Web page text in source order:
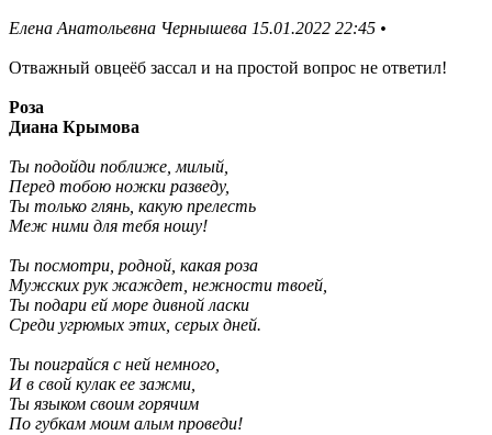
Елена Анатольевна Чернышева 15.01.2022 22:45 •
Отважный овцеёб зассал и на простой вопрос не ответил!
Роза
Диана Крымова
Ты подойди поближе, милый,
Перед тобою ножки разведу,
Ты только глянь, какую прелесть
Меж ними для тебя ношу!
Ты посмотри, родной, какая роза
Мужских рук жаждет, нежности твоей,
Ты подари ей море дивной ласки
Среди угрюмых этих, серых дней.
Ты поиграйся с ней немного,
И в свой кулак ее зажми,
Ты языком своим горячим
По губкам моим алым проведи!